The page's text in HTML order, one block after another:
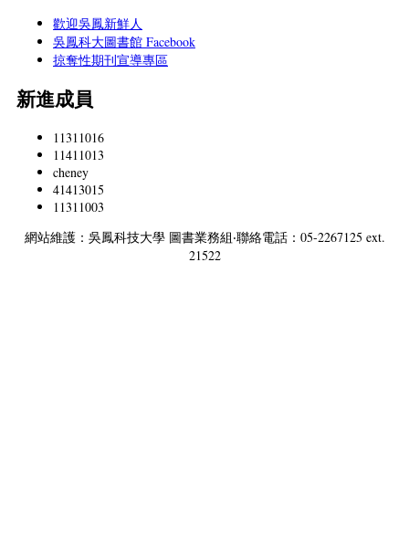
歡迎吳鳳新鮮人
吳鳳科大圖書館 Facebook
掠奪性期刊宣導專區
新進成員
11311016
11411013
cheney
41413015
11311003
網站維護：吳鳳科技大學 圖書業務組‧聯絡電話：05-2267125 ext.
21522